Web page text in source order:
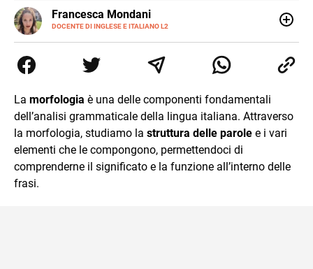
Francesca Mondani
DOCENTE DI INGLESE E ITALIANO L2
LINKEDIN
INSTAGRAM
secondaria di secondo grado. Mi occupo inoltre di
traduzioni, SEO Onsite e contenuti per il web. Amo i saggi
della sintesi.
La morfologia è una delle componenti fondamentali
dell’analisi grammaticale della lingua italiana. Attraverso
la morfologia, studiamo la struttura delle parole e i vari
elementi che le compongono, permettendoci di
comprenderne il significato e la funzione all’interno delle
frasi.